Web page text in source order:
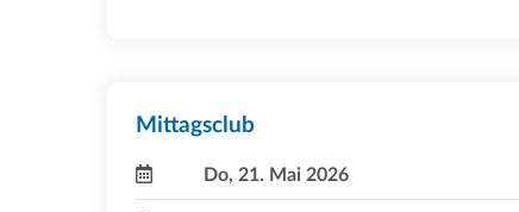
Mittagsclub
Do, 21. Mai 2026